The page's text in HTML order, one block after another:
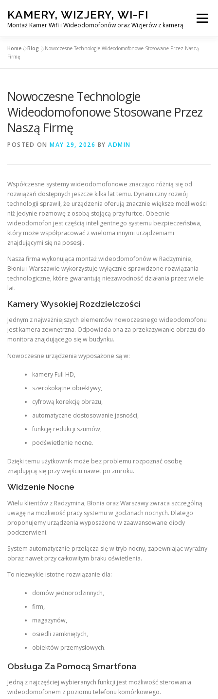
content
KAMERY, WIZJERY, WI-FI
Montaż Kamer Wifi i Wideodomofonów oraz Wizjerów z kamerą
Menu
GŁÓWNA
MONTAŻ WIDEDOMOFONÓW
MONTAŻU WIZJERÓW Z KAMERĄ
Home »Blog »Nowoczesne Technologie Wideodomofonowe Stosowane Przez Naszą
Firmę
Nowoczesne Technologie
Wideodomofonowe Stosowane Przez
Naszą Firmę
POSTED ON MAY 29, 2026 BY ADMIN
Współczesne systemy wideodomofonowe znacząco różnią się od
rozwiązań dostępnych jeszcze kilka lat temu. Dynamiczny rozwój
technologii sprawił, że urządzenia oferują znacznie większe możliwości
niż jedynie rozmowę z osobą stojącą przy furtce. Obecnie
wideodomofon jest częścią inteligentnego systemu bezpieczeństwa,
który może współpracować z wieloma innymi urządzeniami
znajdującymi się na posesji.
Nasza firma wykonująca montaż wideodomofonów w Radzyminie,
Błoniu i Warszawie wykorzystuje wyłącznie sprawdzone rozwiązania
technologiczne, które gwarantują niezawodność działania przez wiele
lat.
Kamery Wysokiej Rozdzielczości
Jednym z najważniejszych elementów nowoczesnego wideodomofonu
jest kamera zewnętrzna. Odpowiada ona za przekazywanie obrazu do
monitora znajdującego się w budynku.
Nowoczesne urządzenia wyposażone są w:
kamery Full HD,
szerokokątne obiektywy,
cyfrową korekcję obrazu,
automatyczne dostosowanie jasności,
funkcję redukcji szumów,
podświetlenie nocne.
Dzięki temu użytkownik może bez problemu rozpoznać osobę
znajdującą się przy wejściu nawet po zmroku.
Widzenie Nocne
Wielu klientów z Radzymina, Błonia oraz Warszawy zwraca szczególną
uwagę na możliwość pracy systemu w godzinach nocnych. Dlatego
proponujemy urządzenia wyposażone w zaawansowane diody
podczerwieni.
System automatycznie przełącza się w tryb nocny, zapewniając wyraźny
obraz nawet przy całkowitym braku oświetlenia.
To niezwykle istotne rozwiązanie dla:
domów jednorodzinnych,
firm,
magazynów,
osiedli zamkniętych,
obiektów przemysłowych.
Obsługa Za Pomocą Smartfona
Jedną z najczęściej wybieranych funkcji jest możliwość sterowania
wideodomofonem z poziomu telefonu komórkowego.